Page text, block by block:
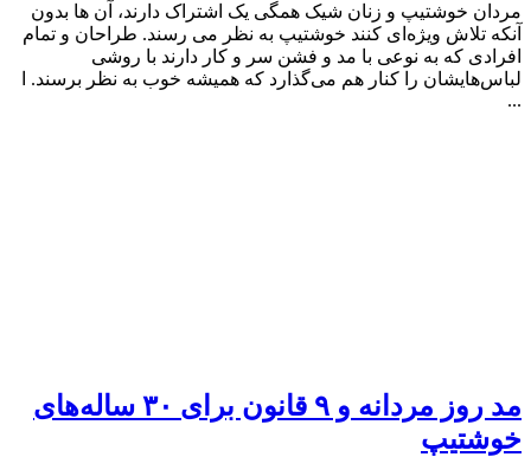
مردان خوشتیپ و زنان شیک همگی یک اشتراک دارند، آن ها بدون
آنکه تلاش ویژه‌ای کنند خوشتیپ به نظر می رسند. طراحان و تمام
افرادی که به نوعی با مد و فشن سر و کار دارند با روشی
لباس‌هایشان را کنار هم می‌گذارد که همیشه خوب به نظر برسند. ا
...
مد روز مردانه و ۹ قانون برای ۳۰ ساله‌های
خوشتیپ